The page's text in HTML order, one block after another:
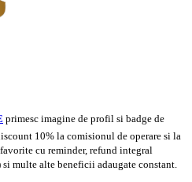
primesc imagine de profil si badge de
10% la comisionul de operare si la
cu reminder, refund integral
multe alte beneficii adaugate constant.